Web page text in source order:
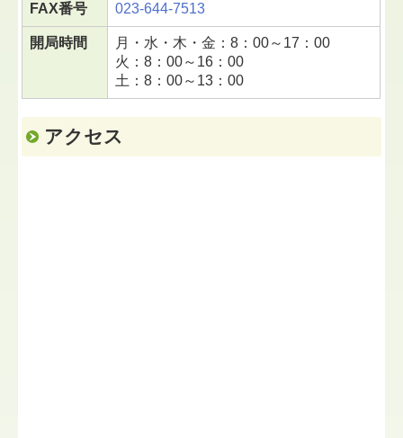
FAX番号 023-644-7513
開局時間
月・水・木・金：8：00～17：00
火：8：00～16：00
土：8：00～13：00
アクセス